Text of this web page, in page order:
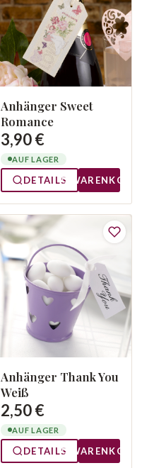
Anhänger Sweet
Romance
3,90 €
AUF LAGER
DETAILS WARENKORB
Anhänger Thank You
Weiß
2,50 €
AUF LAGER
DETAILS WARENKORB